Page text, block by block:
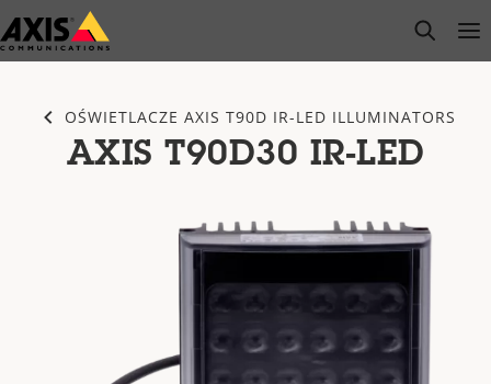
Przejdź
do
open
OŚWIETLACZE AXIS T90D IR-LED ILLUMINATORS
AXIS T90D30 IR-LED